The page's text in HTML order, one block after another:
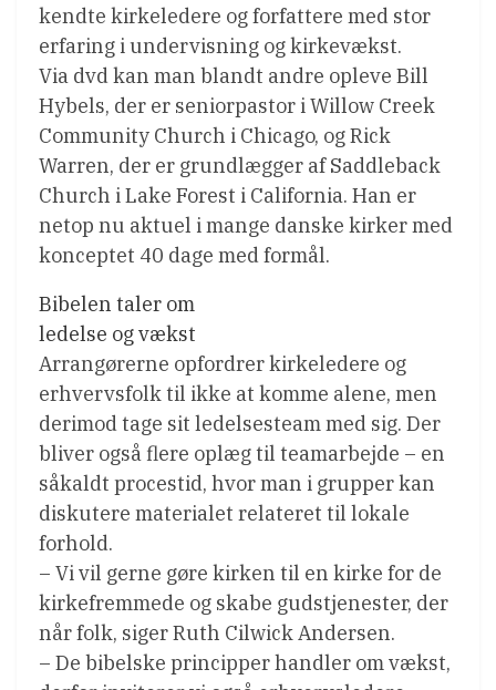
kendte kirkeledere og forfattere med stor
erfaring i undervisning og kirkevækst.
Via dvd kan man blandt andre opleve Bill
Hybels, der er seniorpastor i Willow Creek
Community Church i Chicago, og Rick
Warren, der er grundlægger af Saddleback
Church i Lake Forest i California. Han er
netop nu aktuel i mange danske kirker med
konceptet 40 dage med formål.
Bibelen taler om
ledelse og vækst
Arrangørerne opfordrer kirkeledere og
erhvervsfolk til ikke at komme alene, men
derimod tage sit ledelsesteam med sig. Der
bliver også flere oplæg til teamarbejde – en
såkaldt procestid, hvor man i grupper kan
diskutere materialet relateret til lokale
forhold.
– Vi vil gerne gøre kirken til en kirke for de
kirkefremmede og skabe gudstjenester, der
når folk, siger Ruth Cilwick Andersen.
– De bibelske principper handler om vækst,